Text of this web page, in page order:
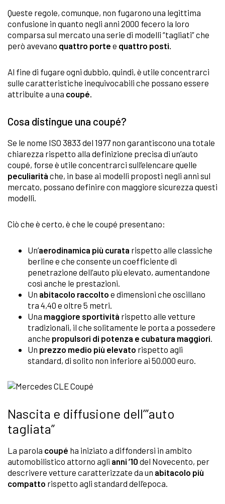
Queste regole, comunque, non fugarono una legittima
confusione in quanto negli anni 2000 fecero la loro
comparsa sul mercato una serie di modelli “tagliati” che
però avevano quattro porte e quattro posti.
Al fine di fugare ogni dubbio, quindi, è utile concentrarci
sulle caratteristiche inequivocabili che possano essere
attribuite a una coupé.
Cosa distingue una coupé?
Se le nome ISO 3833 del 1977 non garantiscono una totale
chiarezza rispetto alla definizione precisa di un’auto
coupé, forse è utile concentrarci sull’elencare quelle
peculiarità che, in base ai modelli proposti negli anni sul
mercato, possano definire con maggiore sicurezza questi
modelli.
Ciò che è certo, è che le coupé presentano:
Un’aerodinamica più curata rispetto alle classiche
berline e che consente un coefficiente di
penetrazione dell’auto più elevato, aumentandone
così anche le prestazioni.
Un abitacolo raccolto e dimensioni che oscillano
tra 4,40 e oltre 5 metri.
Una maggiore sportività rispetto alle vetture
tradizionali, il che solitamente le porta a possedere
anche propulsori di potenza e cubatura maggiori
Un prezzo medio più elevato rispetto agli
standard, di solito non inferiore ai 50.000 euro.
Nascita e diffusione dell’”auto
tagliata”
La parola coupé ha iniziato a diffondersi in ambito
automobilistico attorno agli anni ’10 del Novecento, per
descrivere vetture caratterizzate da un abitacolo più
compatto rispetto agli standard dell’epoca.